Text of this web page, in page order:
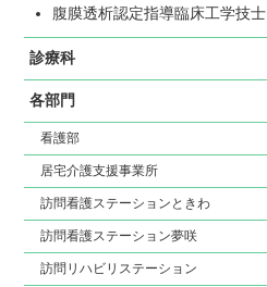
腹膜透析認定指導臨床工学技士
診療科
各部門
看護部
居宅介護支援事業所
訪問看護ステーションときわ
訪問看護ステーション夢咲
訪問リハビリステーション